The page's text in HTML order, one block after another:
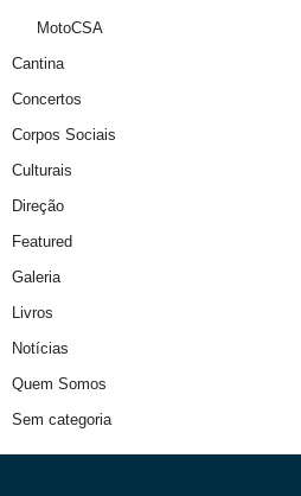
MotoCSA
Cantina
Concertos
Corpos Sociais
Culturais
Direção
Featured
Galeria
Livros
Notícias
Quem Somos
Sem categoria